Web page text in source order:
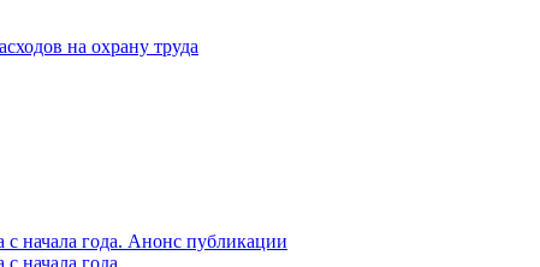
на охрану труда
начала года. Анонс публикации
начала года